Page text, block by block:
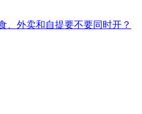
、外卖和自提要不要同时开？